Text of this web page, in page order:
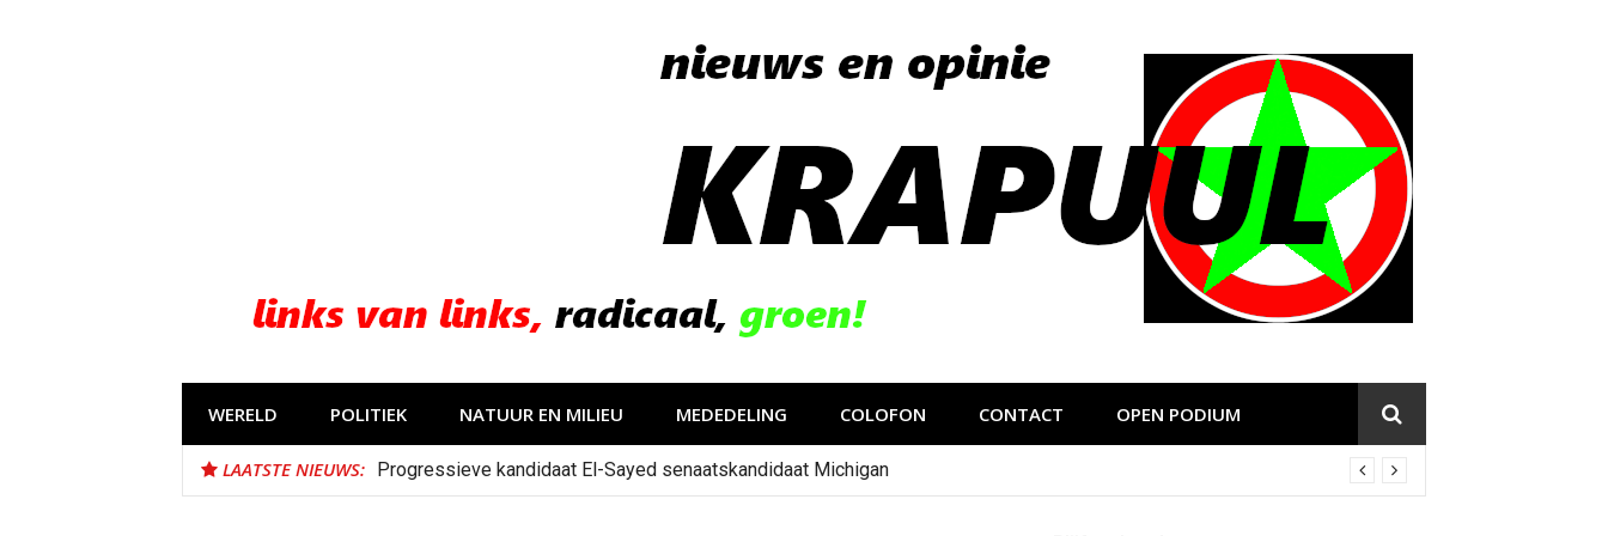
WERELD POLITIEK NATUUR EN MILIEU MEDEDELING COLOFON CONTACT OPEN PODIUM
LAATSTE NIEUWS: Progressieve kandidaat El-Sayed senaatskandidaat Michigan